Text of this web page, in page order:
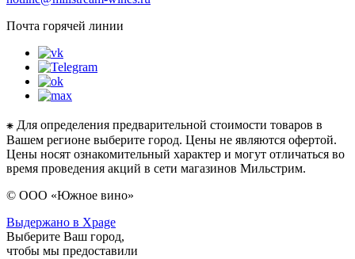
Почта горячей линии
⁕ Для определения предварительной стоимости товаров в
Вашем регионе выберите город. Цены не являются офертой.
Цены носят ознакомительный характер и могут отличаться во
время проведения акций в сети магазинов Мильстрим.
© ООО «Южное вино»
Выдержано в Xpage
Выберите Ваш город,
чтобы мы предоставили